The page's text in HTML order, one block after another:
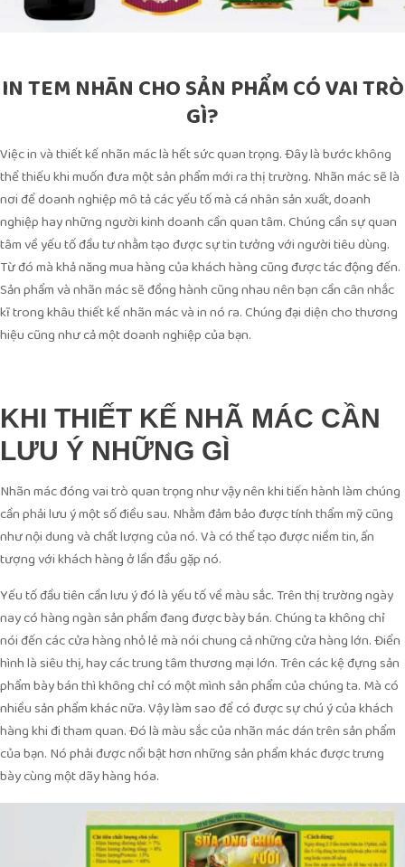
IN TEM NHÃN CHO SẢN PHẨM CÓ VAI TRÒ
GÌ?
Việc in và thiết kế nhãn mác là hết sức quan trọng. Đây là bước không
thể thiếu khi muốn đưa một sản phẩm mới ra thị trường. Nhãn mác sẽ là
nơi để doanh nghiệp mô tả các yếu tố mà cá nhân sản xuất, doanh
nghiệp hay những người kinh doanh cần quan tâm. Chúng cần sự quan
tâm về yếu tố đầu tư nhằm tạo được sự tin tưởng với người tiêu dùng.
Từ đó mà khả năng mua hàng của khách hàng cũng được tác động đến.
Sản phẩm và nhãn mác sẽ đồng hành cũng nhau nên bạn cần cân nhắc
kĩ trong khâu thiết kế nhãn mác và in nó ra. Chúng đại diện cho thương
hiệu cũng như cả một doanh nghiệp của bạn.
KHI THIẾT KẾ NHÃ MÁC CẦN
LƯU Ý NHỮNG GÌ
Nhãn mác đóng vai trò quan trọng như vậy nên khi tiến hành làm chúng
cần phải lưu ý một số điều sau. Nhằm đảm bảo được tính thẩm mỹ cũng
như nội dung và chất lượng của nó. Và có thể tạo được niềm tin, ấn
tượng với khách hàng ở lần đầu gặp nó.
Yếu tố đầu tiên cần lưu ý đó là yếu tố về màu sắc. Trên thị trường ngày
nay có hàng ngàn sản phẩm đang được bày bán. Chúng ta không chỉ
nói đến các cửa hàng nhỏ lẻ mà nói chung cả những cửa hàng lớn. Điển
hình là siêu thị, hay các trung tâm thương mại lớn. Trên các kệ đựng sản
phẩm bày bán thì không chỉ có một mình sản phẩm của chúng ta. Mà có
nhiều sản phẩm khác nữa. Vậy làm sao để có được sự chú ý của khách
hàng khi đi tham quan. Đó là màu sắc của nhãn mác dán trên sản phẩm
của bạn. Nó phải được nổi bật hơn những sản phẩm khác được trưng
bày cùng một dãy hàng hóa.